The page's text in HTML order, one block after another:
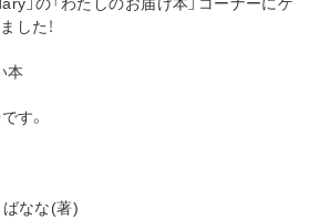
した！
本
す。
なな(著)